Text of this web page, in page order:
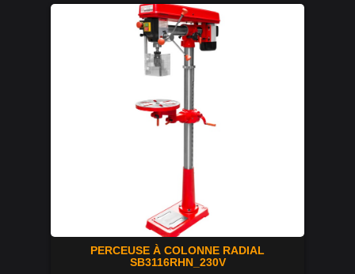
PERCEUSE À COLONNE RADIAL
SB3116RHN_230V